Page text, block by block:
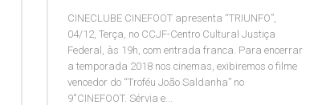
CINECLUBE CINEFOOT apresenta “TRIUNFO”,
04/12, Terça, no CCJF-Centro Cultural Justiça
Federal, às 19h, com entrada franca. Para encerrar
a temporada 2018 nos cinemas, exibiremos o filme
vencedor do “Troféu João Saldanha” no
9˚CINEFOOT. Sérvia e...